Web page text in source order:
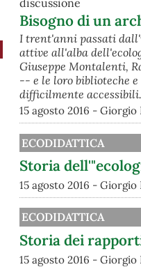
Bisogno di un
I trent'anni passati
attive all'alba
Giuseppe Montalenti,
-- e le loro biblioteche
difficilmente accessibili.
15 agosto 2016 - Giorgio
ECODIDATTICA
Storia
15 agosto 2016 - Giorgio
ECODIDATTICA
Storia dei
15 agosto 2016 - Giorgio